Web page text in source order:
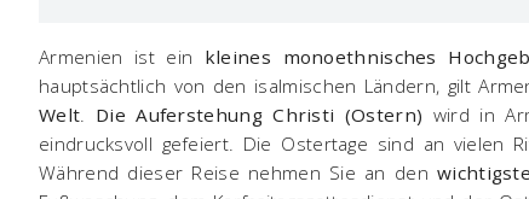
Armenien ist ein kleines monoethnisches
hauptsächtlich von den isalmischen Ländern, gilt
Welt. Die Auferstehung Christi (Ostern) wird in
eindrucksvoll gefeiert. Die Ostertage sind an vielen
Während dieser Reise nehmen Sie an den